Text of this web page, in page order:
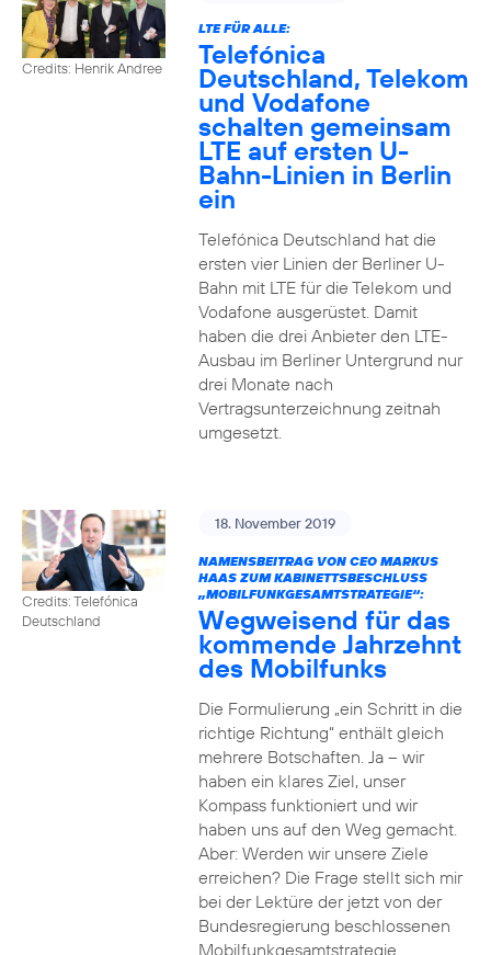
Credits: Henrik Andree
LTE FÜR ALLE:
Telefónica
Deutschland, Telekom
und Vodafone
schalten gemeinsam
LTE auf ersten U-
Bahn-Linien in Berlin
ein
Telefónica Deutschland hat die
ersten vier Linien der Berliner U-
Bahn mit LTE für die Telekom und
Vodafone ausgerüstet. Damit
haben die drei Anbieter den LTE-
Ausbau im Berliner Untergrund nur
drei Monate nach
Vertragsunterzeichnung zeitnah
umgesetzt.
Credits: Telefónica
Deutschland
18. November 2019
NAMENSBEITRAG VON CEO MARKUS
HAAS ZUM KABINETTSBESCHLUSS
„MOBILFUNKGESAMTSTRATEGIE“:
Wegweisend für das
kommende Jahrzehnt
des Mobilfunks
Die Formulierung „ein Schritt in die
richtige Richtung“ enthält gleich
mehrere Botschaften. Ja – wir
haben ein klares Ziel, unser
Kompass funktioniert und wir
haben uns auf den Weg gemacht.
Aber: Werden wir unsere Ziele
erreichen? Die Frage stellt sich mir
bei der Lektüre der jetzt von der
Bundesregierung beschlossenen
Mobilfunkgesamtstrategie.